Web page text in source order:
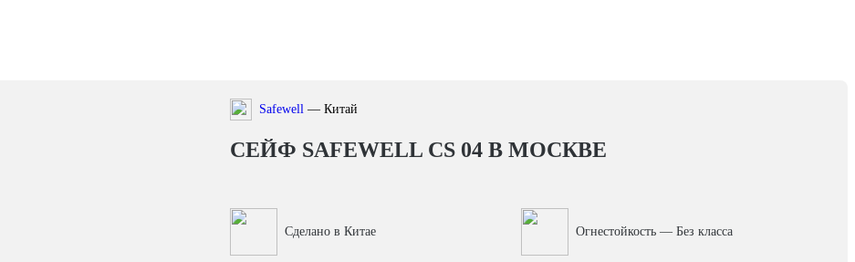
Safewell — Китай
СЕЙФ SAFEWELL CS 04 В МОСКВЕ
Сделано в Китае Огнестойкость — Без класса